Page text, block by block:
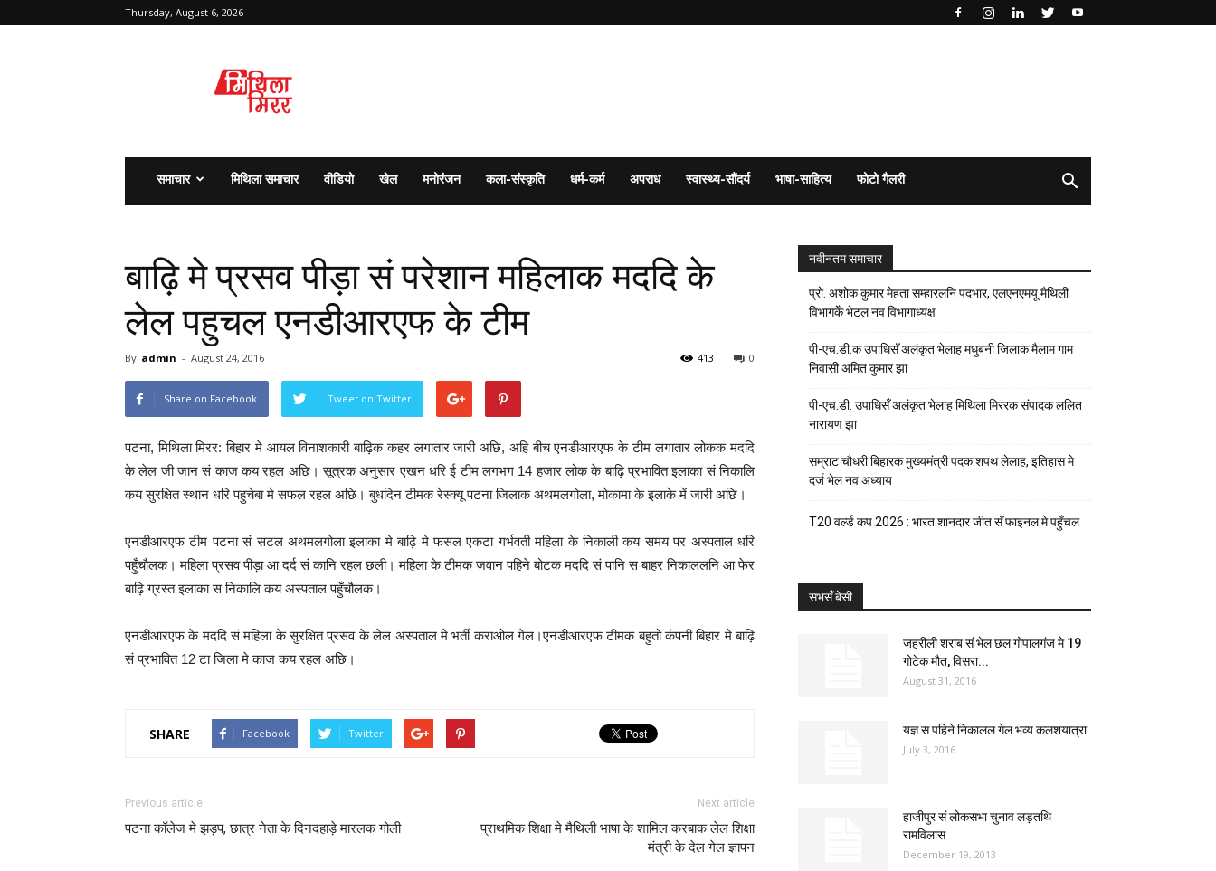
Thursday, August 6, 2026
समाचार मिथिला समाचार वीडियो खेल मनोरंजन कला-संस्कृति धर्म-कर्म अपराध स्वास्थ्य-सौंदर्य भाषा-साहित्य फोटो गैलरी
बाढ़ि मे प्रसव पीड़ा सं परेशान महिलाक मददि के
लेल पहुचल एनडीआरएफ के टीम
By admin - August 24, 2016 0
413
Share on Facebook Tweet on Twitter
पटना, मिथिला मिरर: बिहार मे आयल विनाशकारी बाढ़िक कहर लगातार जारी अछि, अहि बीच एनडीआरएफ के टीम लगातार लोकक मददि
के लेल जी जान सं काज कय रहल अछि। सूत्रक अनुसार एखन धरि ई टीम लगभग 14 हजार लोक के बाढ़ि प्रभावित इलाका सं निकालि
कय सुरक्षित स्थान धरि पहुचेबा मे सफल रहल अछि। बुधदिन टीमक रेस्क्यू पटना जिलाक अथमलगोला, मोकामा के इलाके में जारी अछि।
एनडीआरएफ टीम पटना सं सटल अथमलगोला इलाका मे बाढ़ि मे फसल एकटा गर्भवती महिला के निकाली कय समय पर अस्पताल धरि
पहुँचौलक। महिला प्रसव पीड़ा आ दर्द सं कानि रहल छली। महिला के टीमक जवान पहिने बोटक मददि सं पानि स बाहर निकाललनि आ फेर
बाढ़ि ग्रस्त इलाका स निकालि कय अस्पताल पहुँचौलक।
एनडीआरएफ के मददि सं महिला के सुरक्षित प्रसव के लेल अस्पताल मे भर्ती कराओल गेल।एनडीआरएफ टीमक बहुतो कंपनी बिहार मे बाढ़ि
सं प्रभावित 12 टा जिला मे काज कय रहल अछि।
SHARE Facebook Twitter
Previous article
पटना कॉलेज मे झड़प, छात्र नेता के दिनदहाड़े मारलक गोली
Next article
प्राथमिक शिक्षा मे मैथिली भाषा के शामिल करबाक लेल शिक्षा
मंत्री के देल गेल ज्ञापन
नवीनतम समाचार
प्रो. अशोक कुमार मेहता सम्हारलनि पदभार, एलएनएमयू मैथिली
विभागकेँ भेटल नव विभागाध्यक्ष
पी-एच.डी.क उपाधिसँ अलंकृत भेलाह मधुबनी जिलाक मैलाम गाम
निवासी अमित कुमार झा
पी-एच.डी. उपाधिसँ अलंकृत भेलाह मिथिला मिररक संपादक ललित
नारायण झा
सम्राट चौधरी बिहारक मुख्यमंत्री पदक शपथ लेलाह, इतिहास मे
दर्ज भेल नव अध्याय
T20 वर्ल्ड कप 2026 : भारत शानदार जीत सँ फाइनल मे पहुँचल
सभसँ बेसी
जहरीली शराब सं भेल छल गोपालगंज मे 19
गोटेक मौत, विसरा...
August 31, 2016
यज्ञ स पहिने निकालल गेल भव्य कलशयात्रा
July 3, 2016
हाजीपुर सं लोकसभा चुनाव लड़तथि
रामविलास
December 19, 2013